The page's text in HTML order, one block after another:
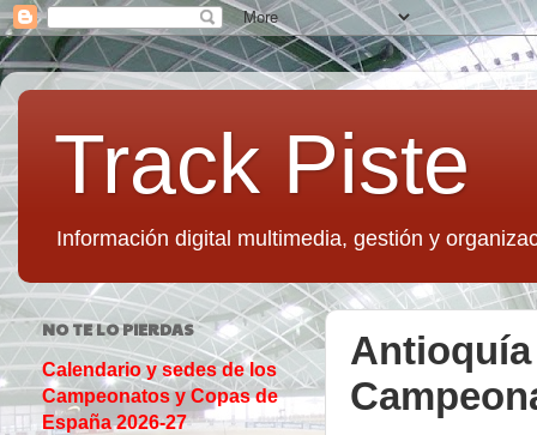
Track Piste
Información digital multimedia, gestión y
NO TE LO PIERDAS
Calendario y sedes de los
Campeonatos y Copas de
España 2026-27